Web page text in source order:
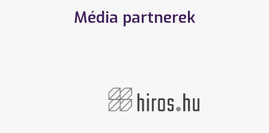
Média partnerek